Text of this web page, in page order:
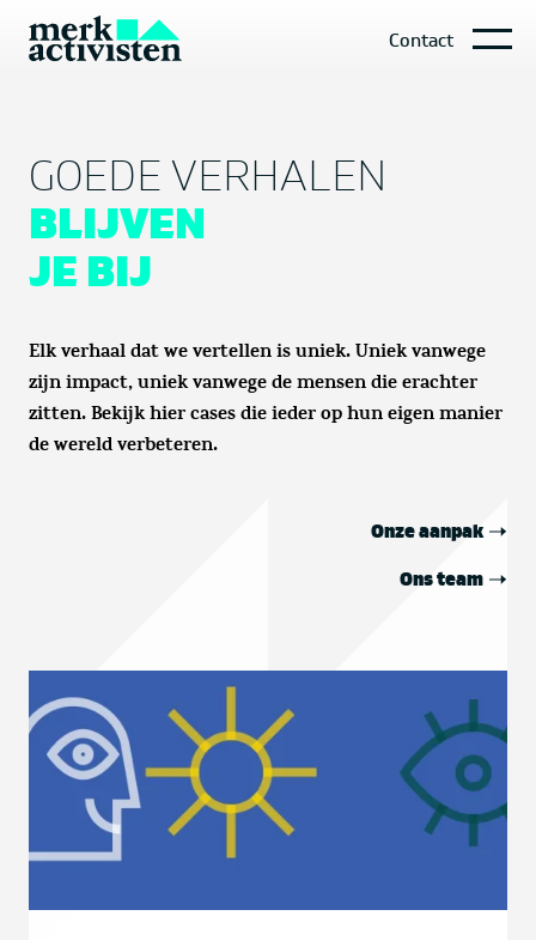
Contact
GOEDE VERHALEN
BLIJVEN
JE BIJ
Elk verhaal dat we vertellen is uniek. Uniek vanwege
zijn impact, uniek vanwege de mensen die erachter
zitten. Bekijk hier cases die ieder op hun eigen manier
de wereld verbeteren.
Onze aanpak
Ons team